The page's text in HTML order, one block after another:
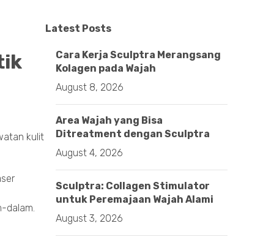
kulit
dalam.
Latest Posts
Cara Kerja Sculptra Merangsang
Kolagen pada Wajah
August 8, 2026
Area Wajah yang Bisa
Ditreatment dengan Sculptra
August 4, 2026
Sculptra: Collagen Stimulator
untuk Peremajaan Wajah Alami
August 3, 2026